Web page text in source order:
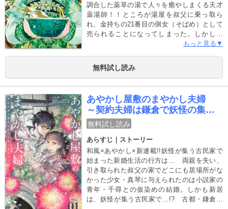
調合した薬草の湯で人々を癒やしまくる天才
薬湯師！！ところが湯屋を叔父に乗っ取ら
れ、金持ちの21番目の側女（そばめ）として
売られることになってしまった。しかし、
「祝言」の土壇場にずっと思いを寄せていた
てくれた。このまま、初恋の人と駆け落
ち！？とどきどきしていた燕だったがついた
ばれるいわくのある人物だったのだ。燕は弘
頼の手引きのもと「後宮」で「薬湯師」とし
て働くことに！隙あらば周りの人を「薬湯づ
け」にして後宮を救う！やんごとなき幼なじ
みに愛されまくり！後宮の妃達を薬湯で癒や
しまくりの極上後宮ストーリー開幕です。
もっと見る▼
無料試し読み
あやかし屋敷のまやかし夫婦
～契約夫婦は鎌倉で妖怪の集う
家を守る～【単話】
無料試し読み
あらすじ｜ストーリー
和風×あやかし×新連載!!妖怪が集う古民家で
始まった新婚生活の行方は… 両親を失い、
引き取られた叔父の家でどこにも居場所がな
かった少女・真琴に与えられたのは小説家の
青年・千尋との仮染めの結婚。しかも新居
は、妖怪が集う古民家で…!? 古都・鎌倉を